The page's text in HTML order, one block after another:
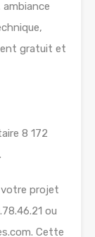
gratuit et
8 172
projet
ou
Cette